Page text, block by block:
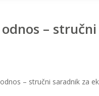
–
– stručni saradnik za